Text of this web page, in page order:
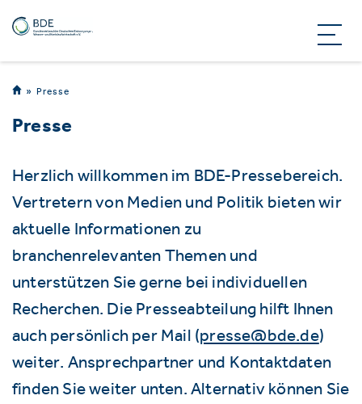
Presse
Presse
Herzlich willkommen im BDE-Pressebereich.
Vertretern von Medien und Politik bieten wir
aktuelle Informationen zu
branchenrelevanten Themen und
unterstützen Sie gerne bei individuellen
Recherchen. Die Presseabteilung hilft Ihnen
auch persönlich per Mail (presse@bde.de)
weiter. Ansprechpartner und Kontaktdaten
finden Sie weiter unten. Alternativ können Sie